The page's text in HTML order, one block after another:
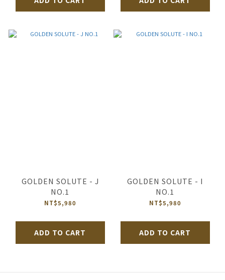
GOLDEN SOLUTE - J
NO.1
NT$5,980
ADD TO CART
GOLDEN SOLUTE - I
NO.1
NT$5,980
ADD TO CART